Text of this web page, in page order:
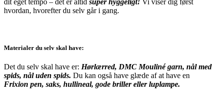
hvordan, hvorefter du selv går i gang.
Materialer du selv skal have:
Det du selv skal have er: Hørlærred, DMC Mouliné garn, nål med
spids, nål uden spids. Du kan også have glæde af at have en
Frixion pen, saks, hullineal, gode briller eller luplampe.